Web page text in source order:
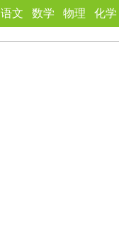
语文 数学 物理 化学